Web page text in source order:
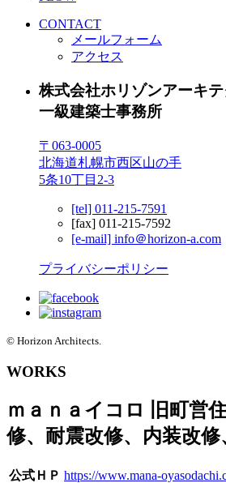
CONTACT
メールフォーム
アクセス
株式会社ホリゾンアーキ
一級建築士事務所
〒063-0005
北海道札幌市西区山の手
5条10丁目2-3
[tel] 011-215-7591
[fax] 011-215-7592
[e-mail] info＠horizon-a.com
プライバシーポリシー
© Horizon Architects.
WORKS
ｍａｎａイコロ
旧町営
修、耐震改修、内装改
公式ＨＰ https://www.mana-